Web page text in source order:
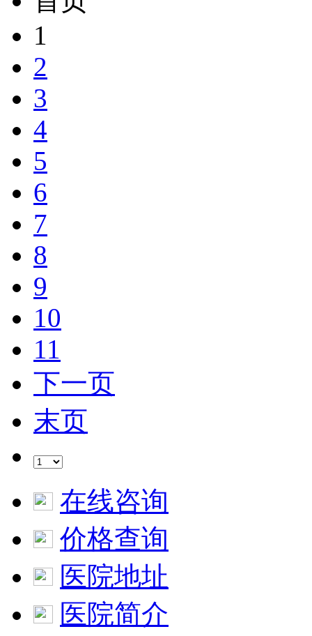
1
2
3
4
5
6
7
8
9
10
11
下一页
末页
在线咨询
价格查询
医院地址
医院简介